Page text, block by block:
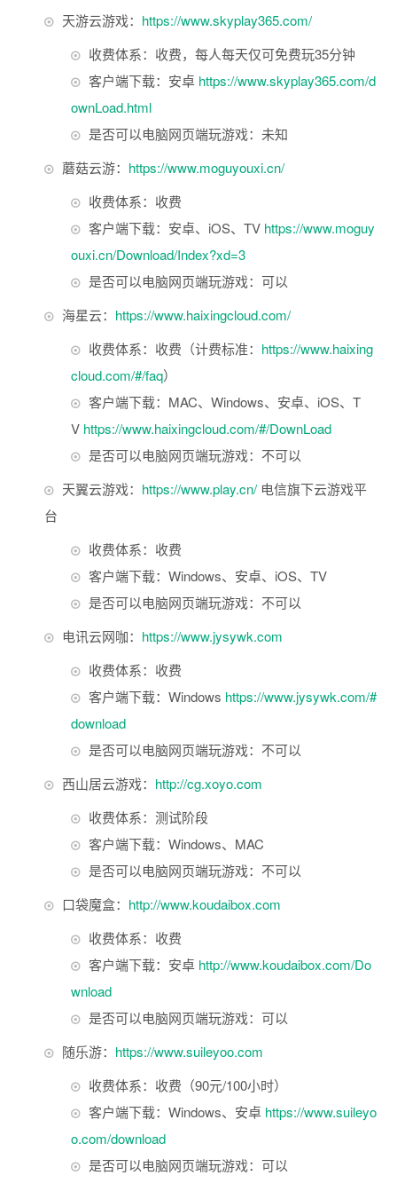
天游云游戏： https://www.skyplay365.com/
收费体系：收费，每人每天仅可免费玩35分钟
客户端下载：安卓 https://www.skyplay365.com/d
ownLoad.html
是否可以电脑网页端玩游戏：未知
蘑菇云游： https://www.moguyouxi.cn/
收费体系：收费
客户端下载：安卓、iOS、TV https://www.moguy
ouxi.cn/Download/Index?xd=3
是否可以电脑网页端玩游戏：可以
海星云： https://www.haixingcloud.com/
收费体系：收费（计费标准： https://www.haixing
cloud.com/#/faq）
客户端下载：MAC、Windows、安卓、iOS、T
V https://www.haixingcloud.com/#/DownLoad
是否可以电脑网页端玩游戏：不可以
天翼云游戏： https://www.play.cn/电信旗下云游戏平
台
收费体系：收费
客户端下载：Windows、安卓、iOS、TV
是否可以电脑网页端玩游戏：不可以
电讯云网咖： https://www.jysywk.com
收费体系：收费
客户端下载：Windows https://www.jysywk.com/#
download
是否可以电脑网页端玩游戏：不可以
西山居云游戏： http://cg.xoyo.com
收费体系：测试阶段
客户端下载：Windows、MAC
是否可以电脑网页端玩游戏：不可以
口袋魔盒： http://www.koudaibox.com
收费体系：收费
客户端下载：安卓 http://www.koudaibox.com/Do
wnload
是否可以电脑网页端玩游戏：可以
随乐游： https://www.suileyoo.com
收费体系：收费（90元/100小时）
客户端下载：Windows、安卓 https://www.suileyo
o.com/download
是否可以电脑网页端玩游戏：可以